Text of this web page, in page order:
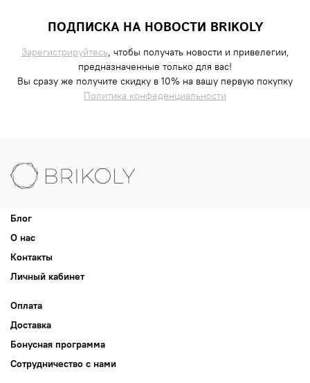
ПОДПИСКА НА НОВОСТИ BRIKOLY
Зарегистрируйтесь, чтобы получать новости и привелегии,
предназначенные только для вас!
Вы сразу же получите скидку в 10% на вашу первую покупку
Политика конфеденциальности
Блог
О нас
Контакты
Личный кабинет
Оплата
Доставка
Бонусная программа
Сотрудничество с нами